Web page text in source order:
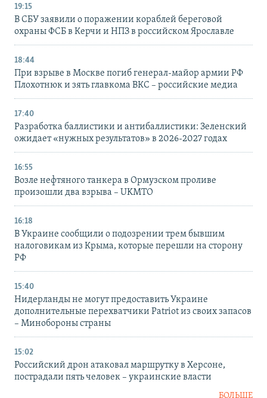
19:15
В СБУ заявили о поражении кораблей береговой
охраны ФСБ в Керчи и НПЗ в российском Ярославле
18:44
При взрыве в Москве погиб генерал-майор армии РФ
Плохотнюк и зять главкома ВКС – российские медиа
17:40
Разработка баллистики и антибаллистики: Зеленский
ожидает «нужных результатов» в 2026-2027 годах
16:55
Возле нефтяного танкера в Ормузском проливе
произошли два взрыва – UKMTO
16:18
В Украине сообщили о подозрении трем бывшим
налоговикам из Крыма, которые перешли на сторону
РФ
15:40
Нидерланды не могут предоставить Украине
дополнительные перехватчики Patriot из своих запасов
– Минобороны страны
15:02
Российский дрон атаковал маршрутку в Херсоне,
пострадали пять человек – украинские власти
БОЛЬШЕ